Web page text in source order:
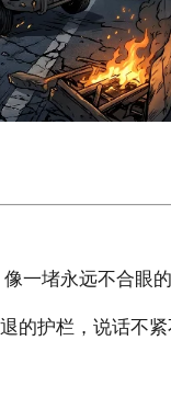
一堵永远不合眼的
的护栏，说话不紧